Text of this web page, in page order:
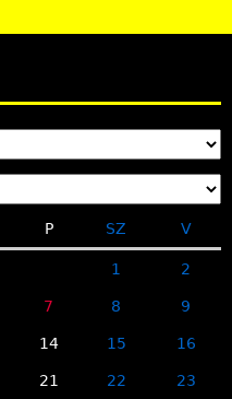
P SZ V
1 2
7 8 9
14 15 16
21 22 23